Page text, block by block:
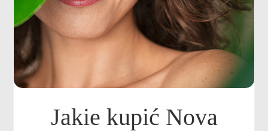
Jakie kupić Nova